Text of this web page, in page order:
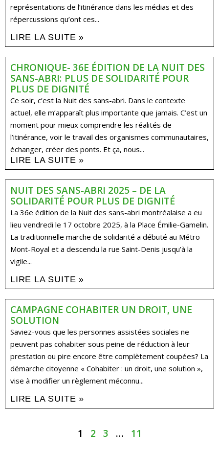
représentations de l’itinérance dans les médias et des
répercussions qu’ont ces...
LIRE LA SUITE »
CHRONIQUE- 36E ÉDITION DE LA NUIT DES
SANS-ABRI: PLUS DE SOLIDARITÉ POUR
PLUS DE DIGNITÉ
Ce soir, c’est la Nuit des sans-abri. Dans le contexte
actuel, elle m’apparaît plus importante que jamais. C’est un
moment pour mieux comprendre les réalités de
l’itinérance, voir le travail des organismes communautaires,
échanger, créer des ponts. Et ça, nous...
LIRE LA SUITE »
NUIT DES SANS-ABRI 2025 – DE LA
SOLIDARITÉ POUR PLUS DE DIGNITÉ​
La 36e édition de la Nuit des sans-abri montréalaise a eu
lieu vendredi le 17 octobre 2025, à la Place Émilie-Gamelin.
La traditionnelle marche de solidarité a débuté au Métro
Mont-Royal et a descendu la rue Saint-Denis jusqu’à la
vigile...
LIRE LA SUITE »
CAMPAGNE COHABITER UN DROIT, UNE
SOLUTION
Saviez-vous que les personnes assistées sociales ne
peuvent pas cohabiter sous peine de réduction à leur
prestation ou pire encore être complètement coupées? La
démarche citoyenne « Cohabiter : un droit, une solution »,
vise à modifier un règlement méconnu...
LIRE LA SUITE »
1 2 3 … 11